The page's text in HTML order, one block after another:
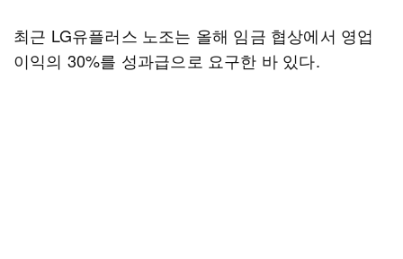
최근 LG유플러스 노조는 올해 임금 협상에서 영업
이익의 30%를 성과급으로 요구한 바 있다.